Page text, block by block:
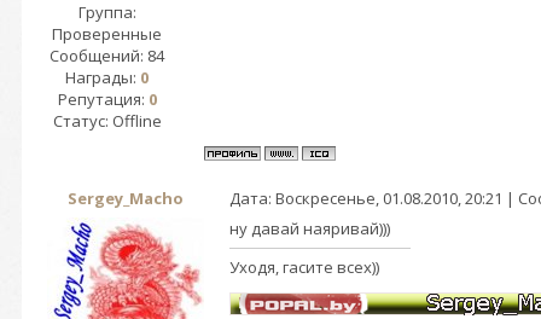
Группа:
Проверенные
Сообщений: 84
Награды: 0
Репутация: 0
Статус: Offline
Sergey_Macho Дата: Воскресенье, 01.08.2010, 20:21 |
ну давай наяривай)))
Уходя, гасите всех))